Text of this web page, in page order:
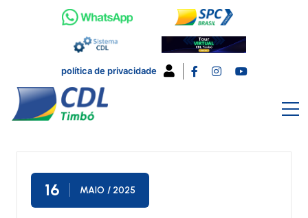
política de privacidade
16 MAIO / 2025